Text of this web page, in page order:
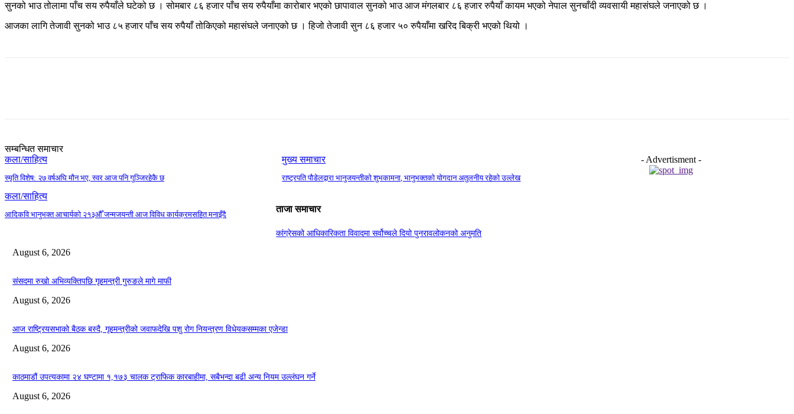
सुनको भाउ तोलामा पाँच सय रुपैयाँले घटेको छ । सोमबार ८६ हजार पाँच सय रुपैयाँमा कारोबार भएको छापावाल सुनको भाउ आज मंगलबार ८६ हजार रुपैयाँ कायम भएको नेपाल सुनचाँदी व्यवसायी महासंघले जनाएको छ ।
आजका लागि तेजावी सुनको भाउ ८५ हजार पाँच सय रुपैयाँ तोकिएको महासंघले जनाएको छ । हिजो तेजावी सुन ८६ हजार ५० रुपैयाँमा खरिद बिक्री भएको थियो ।
सम्बन्धित समाचार
कला/साहित्य
स्मृति विशेष: २७ वर्षअघि मौन भए, स्वर आज पनि गुञ्जिरहेकै छ
मुख्य समाचार
राष्ट्रपति पौडेलद्वारा भानुजयन्तीको शुभकामना, भानुभक्तको योगदान अतुलनीय रहेको उल्लेख
कला/साहित्य
आदिकवि भानुभक्त आचार्यको २१३औँ जन्मजयन्ती आज विविध कार्यक्रमसहित मनाइँदै
- Advertisment -
ताजा समाचार
कांग्रेसको आधिकारिकता विवादमा सर्वोच्चले दियो पुनरावलोकनको अनुमति
August 6, 2026
संसदमा रुखो अभिव्यक्तिपछि गृहमन्त्री गुरुङले मागे माफी
August 6, 2026
आज राष्ट्रियसभाको बैठक बस्दै, गृहमन्त्रीको जवाफदेखि पशु रोग नियन्त्रण विधेयकसम्मका एजेन्डा
August 6, 2026
काठमाडौं उपत्यकामा २४ घण्टामा १,१७३ चालक ट्राफिक कारबाहीमा, सबैभन्दा बढी अन्य नियम उल्लंघन गर्ने
August 6, 2026